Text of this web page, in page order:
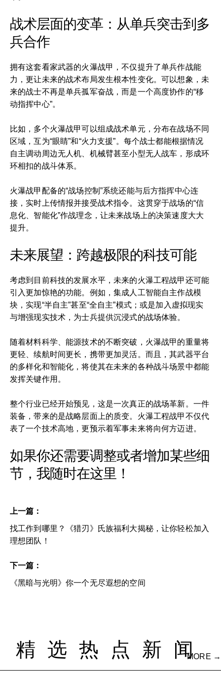
战术层面的变革：从单兵突击到多
兵合作
拥有这套看家武器的火瀑战甲，不仅提升了单兵作战能
力，更让未来的战术布局发生根本性变化。可以想象，未
来的战士不再是单兵孤军奋战，而是一个高度协作的“移
动指挥中心”。
比如，多个火瀑战甲可以组成战术单元，分布在战场不同
区域，互为“眼睛”和“火力支援”。每个战士都能根据情况
自主调动周边无人机、机械臂甚至小型无人战车，形成环
环相扣的战斗体系。
火瀑战甲配备的“战场控制”系统还能与后方指挥中心连
接，实时上传情报并接受战术指令。这贯穿于战场的“信
息化、智能化”作战理念，让未来战场上的决策速度大大
提升。
未来展望：跨越极限的科技可能
考虑到目前科技的发展水平，未来的火瀑工程战甲还可能
引入更加惊艳的功能。例如，集成人工智能自主作战模
块，实现“半自主”甚至“全自主”模式；或是加入虚拟现实
与增强现实技术，为士兵提供沉浸式的战场体验。
随着材料科学、能源技术的不断突破，火瀑战甲的重量将
更轻、续航时间更长，携带更加灵活。而且，其武器平台
的多样化和智能化，将使其在未来的各种战斗场景中都能
发挥关键作用。
整个行业已经开始预见，这是一次真正的战场革新。一件
装备，带来的是战略层面上的质变。火瀑工程战甲不仅代
表了一个技术高地，更预示着军事未来将向何方迈进。
如果你还需要调整或者增加某些细
节，我随时在这里！
上一篇：
找工作到哪里？《猎刃》氏族福利大揭秘，让你轻松加入
理想团队！
下一篇：
《黑暗与光明》你一个无尽遐想的空间
精选热点新闻
MORE →